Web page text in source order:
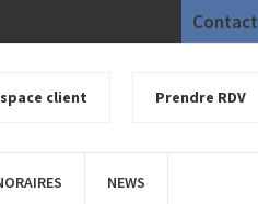
Contact
client Prendre RDV
NEWS
CATEGORIES